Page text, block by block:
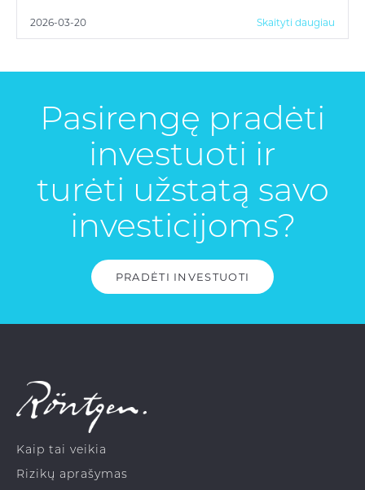
2026-03-20 Skaityti daugiau
Pasirengę pradėti
investuoti ir
turėti užstatą savo
investicijoms?
PRADĖTI INVESTUOTI
Kaip tai veikia
Rizikų aprašymas